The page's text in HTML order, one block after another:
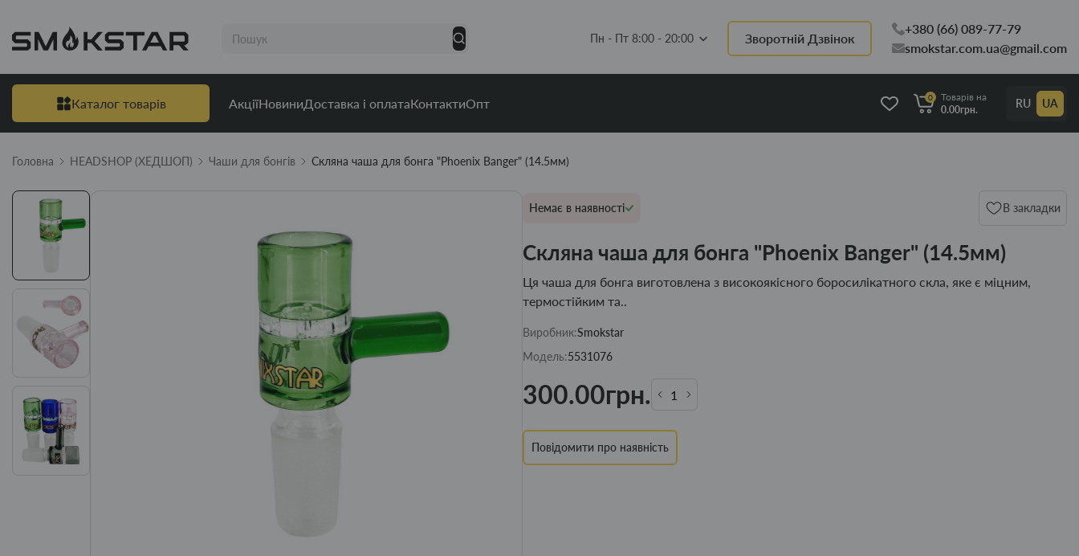
Пн - Пт 8:00 - 20:00 Зворотній Дзвінок
+380 (66) 089-77-79
smokstar.com.ua@gmail.com
Каталог товарів АкціїНовиниДоставка і оплатаКонтактиОпт 0
Товарів на
0.00грн.
RU UA
Головна HEADSHOP (ХЕДШОП) Чаши для бонгів Скляна чаша для бонга "Phoenix Banger" (14.5мм)
Немає в наявності В закладки
Скляна чаша для бонга "Phoenix Banger" (14.5мм)
Ця чаша для бонга виготовлена ​​з високоякісного боросилікатного скла, яке є міцним,
термостійким та..
Виробник:Smokstar
Модель:5531076
300.00грн.
Повідомити про наявність